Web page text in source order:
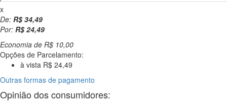
x
De: R$ 34,49
Por: R$ 24,49
Economia de R$ 10,00
Opções de Parcelamento:
à vista R$ 24,49
Outras formas de pagamento
Opinião dos consumidores: